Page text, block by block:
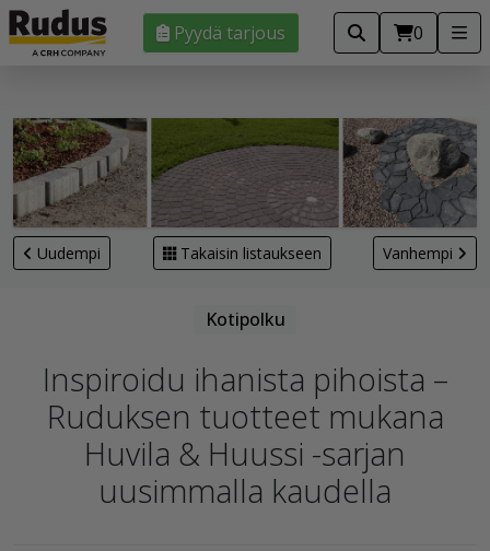
Pyydä tarjous 0
Uudempi Takaisin listaukseen Vanhempi
Kotipolku
Inspiroidu ihanista pihoista –
Ruduksen tuotteet mukana
Huvila & Huussi -sarjan
uusimmalla kaudella